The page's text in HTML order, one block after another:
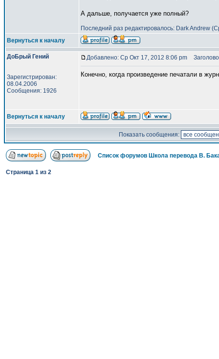
А дальше, получается уже полный?
Последний раз редактировалось: Dark Andrew
Вернуться к началу
ДоБрый Гений
Зарегистрирован:
08.04.2006
Сообщения: 1926
Добавлено: Ср Окт 17, 2012 8:06 pm
Конечно, когда произведение печатали в
Вернуться к началу
Показать сообщения:
Список форумов Школа перевода В.
Страница 1 из 2